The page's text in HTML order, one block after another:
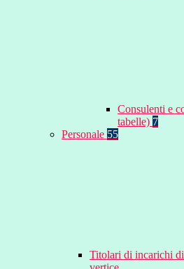
Consulenti e
tabelle) 7
Personale 55
Titolari di incarichi